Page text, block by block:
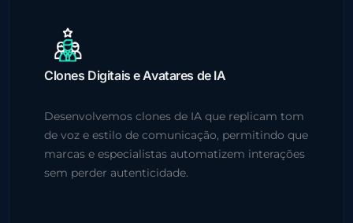
Clones Digitais e Avatares de IA
Desenvolvemos clones de IA que replicam tom
de voz e estilo de comunicação, permitindo que
marcas e especialistas automatizem interações
sem perder autenticidade.